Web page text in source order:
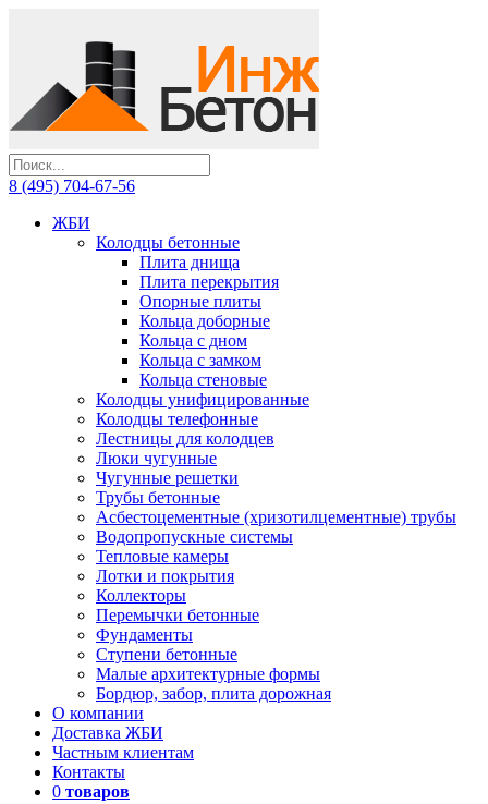
8 (495) 704-67-56
ЖБИ
Колодцы бетонные
Плита днища
Плита перекрытия
Опорные плиты
Кольца доборные
Кольца с дном
Кольца с замком
Кольца стеновые
Колодцы унифицированные
Колодцы телефонные
Лестницы для колодцев
Люки чугунные
Чугунные решетки
Трубы бетонные
Асбестоцементные (хризотилцементные) трубы
Водопропускные системы
Тепловые камеры
Лотки и покрытия
Коллекторы
Перемычки бетонные
Фундаменты
Ступени бетонные
Малые архитектурные формы
Бордюр, забор, плита дорожная
О компании
Доставка ЖБИ
Частным клиентам
Контакты
0 товаров